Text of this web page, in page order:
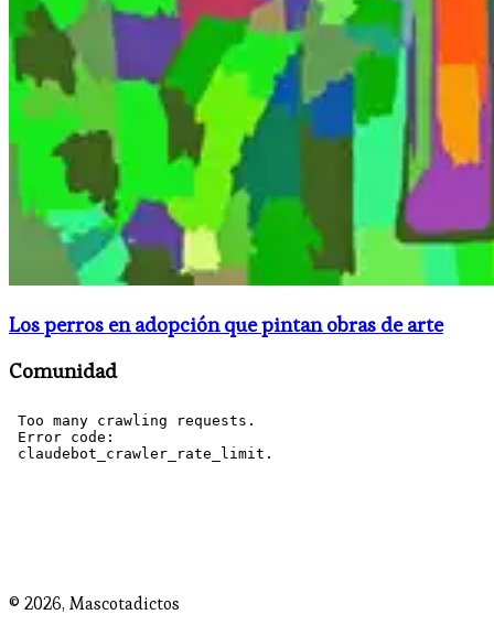
Los perros en adopción que pintan obras de arte
Comunidad
© 2026, Mascotadictos